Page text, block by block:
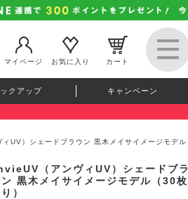
マイページ お気に入り カート
クアップ キャンペーン
UV）シェードブラウン 黒木メイサイメージモデル
（アンヴィUV）シェードブラ
黒木メイサイメージモデル（30枚
）